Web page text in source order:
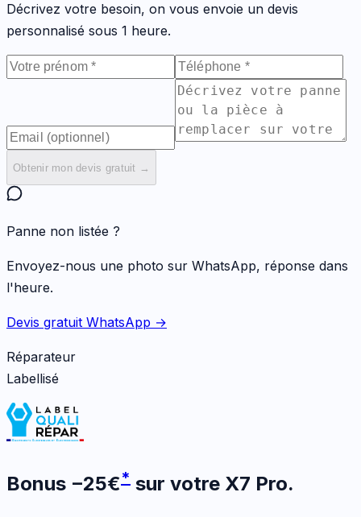
Décrivez votre besoin, on vous envoie un devis
personnalisé sous 1 heure.
Obtenir mon devis gratuit →
Panne non listée ?
Envoyez-nous une photo sur WhatsApp, réponse dans
l'heure.
Devis gratuit WhatsApp →
Réparateur
Labellisé
Bonus −25€* sur votre X7 Pro.